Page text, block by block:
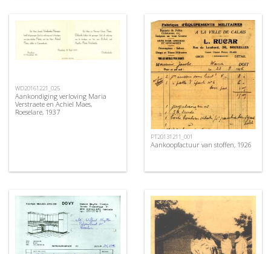
WD20161221_025
Aankondiging verloving Maria
Verstraete en Achiel Maes,
Roeselare, 1937
PT20131211_001
Aankoopfactuur van stoffen, 1926